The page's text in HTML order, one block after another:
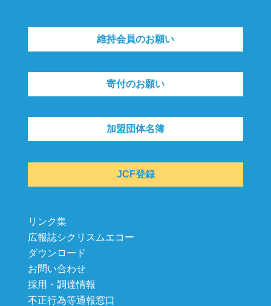
維持会員のお願い
寄付のお願い
加盟団体名簿
JCF登録
リンク集
広報誌シクリスムエコー
ダウンロード
お問い合わせ
採用・調達情報
不正行為等通報窓口